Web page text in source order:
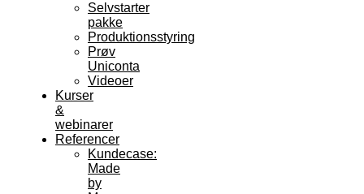
Selvstarter
pakke
Produktionsstyring
Prøv
Uniconta
Videoer
Kurser
&
webinarer
Referencer
Kundecase:
Made
by